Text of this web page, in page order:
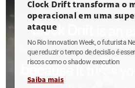
Clock Drift transforma o
operacional em uma
ataque
No Rio Innovation Week, o futurista
que reduzir o tempo de decisão é
riscos como o shadow execution
Saiba mais